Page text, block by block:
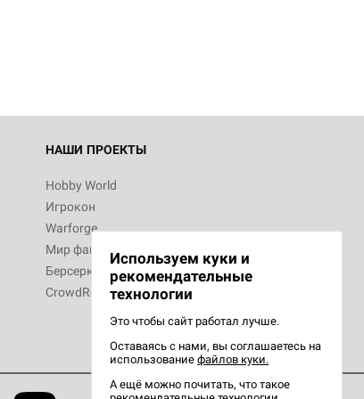
НАШИ ПРОЕКТЫ
Hobby World
Игрокон
Warforge
Мир фантастики
Берсерк
CrowdRepublic
Используем куки и
рекомендательные
технологии
Это чтобы сайт работал лучше.
Оставаясь с нами, вы соглашаетесь на
использование файлов куки.
А ещё можно почитать, что такое